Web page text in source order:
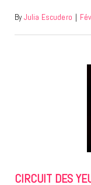
By Julia Escudero |
CIRCUIT DES